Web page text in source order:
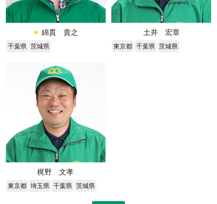
★ 綿貫 貴之
千葉県 茨城県
土井 宏章
東京都 千葉県 茨城県
梶野 文孝
東京都 埼玉県 千葉県 茨城県